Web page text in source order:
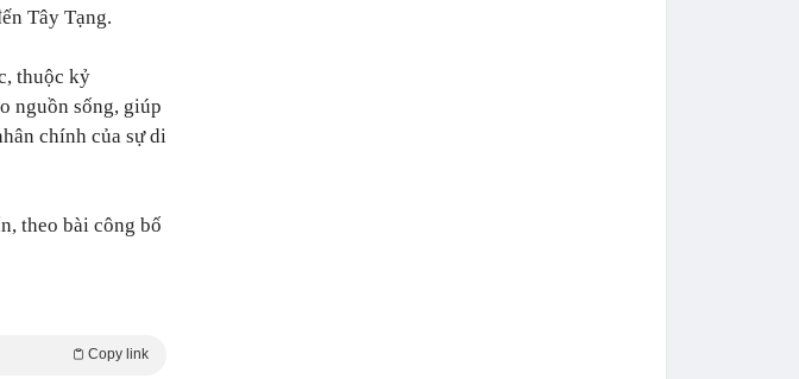
Tây Tạng.
thuộc kỷ
nguồn sống, giúp
chính của sự di
theo bài công bố
Copy link